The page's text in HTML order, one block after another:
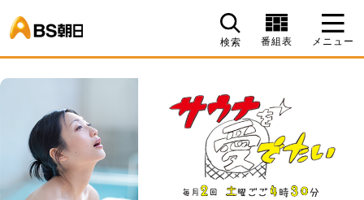
検索 番組表 メニュー